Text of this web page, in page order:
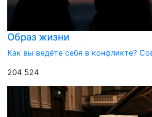
Образ жизни
Как вы ведёте себя в конфликте?
204 524